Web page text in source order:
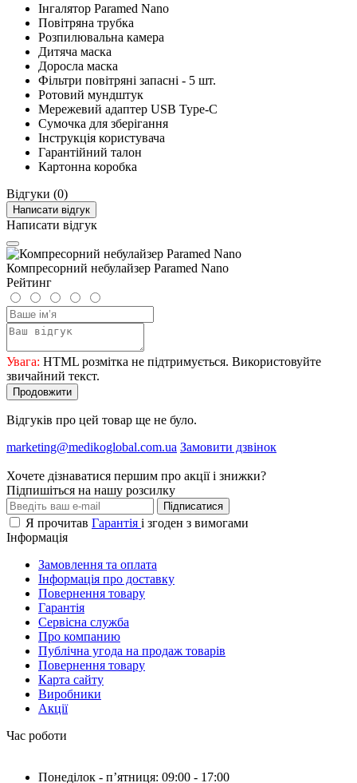
Інгалятор Paramed Nano
Повітряна трубка
Розпилювальна камера
Дитяча маска
Доросла маска
Фільтри повітряні запасні - 5 шт.
Ротовий мундштук
Мережевий адаптер USB Type-C
Сумочка для зберігання
Інструкція користувача
Гарантійний талон
Картонна коробка
Відгуки (0)
Написати відгук
Написати відгук
Компресорний небулайзер Paramed Nano
Рейтинг
Увага: HTML розмітка не підтримується. Використовуйте
звичайний текст.
Продовжити
Відгуків про цей товар ще не було.
marketing@medikoglobal.com.ua Замовити дзвінок
Хочете дізнаватися першим про акції і знижки?
Підпишіться на нашу розсилку
Підписатися
Я прочитав Гарантія і згоден з вимогами
Інформація
Замовлення та оплата
Інформація про доставку
Повернення товару
Гарантія
Сервісна служба
Про компанию
Публічна угода на продаж товарів
Повернення товару
Карта сайту
Виробники
Акції
Час роботи
Понеділок - пʼятниця: 09:00 - 17:00